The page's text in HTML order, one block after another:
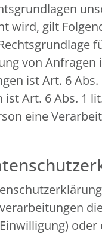
gilt
von Anfragen
ist Art. 6
Art. 6 Abs. 1
eine